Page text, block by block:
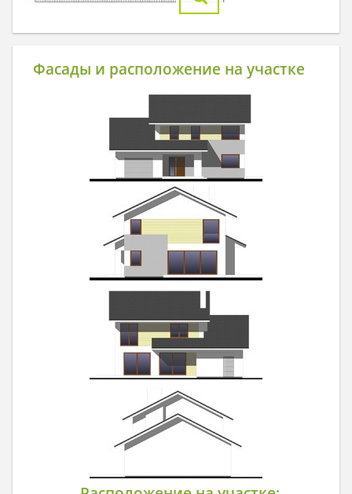
Фасады и расположение на участке